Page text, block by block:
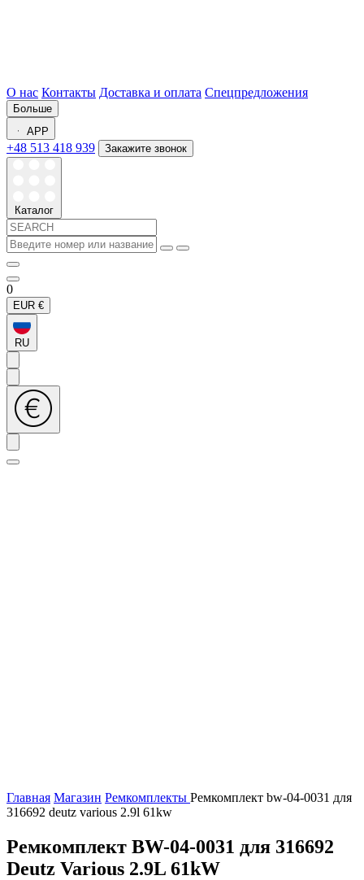
О нас Контакты Доставка и оплата Спецпредложения
Больше
APP
+48 513 418 939 Закажите звонок
Каталог
0
EUR €
RU
Главная Магазин Ремкомплекты Ремкомплект bw-04-0031 для
316692 deutz various 2.9l 61kw
Ремкомплект BW-04-0031 для 316692
Deutz Various 2.9L 61kW